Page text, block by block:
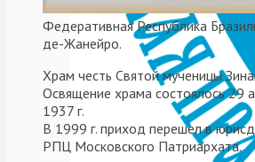
Федеративная Республика
де-Жанейро.
Храм честь Святой мученицы
Освящение храма состоялось 29
1937 г.
В 1999 г. приход перешел в
РПЦ Московского Патриархата.
23.09.2017Não
categorizado,
Sin
categorizar
Новости,
Общество,
Патриарх,
Церковь,
Человек